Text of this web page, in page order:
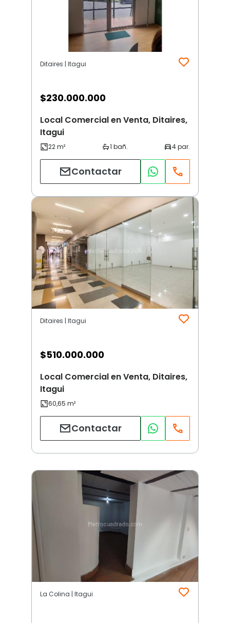
Ditaires | Itagui
$230.000.000
Local Comercial en Venta, Ditaires,
Itagui
Contactar
Ditaires | Itagui
$510.000.000
Local Comercial en Venta, Ditaires,
Itagui
Contactar
La Colina | Itagui